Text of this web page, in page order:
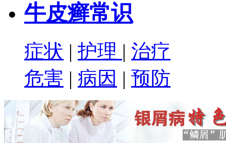
牛皮癣常识
症状 | 护理 | 治疗
危害 | 病因 | 预防